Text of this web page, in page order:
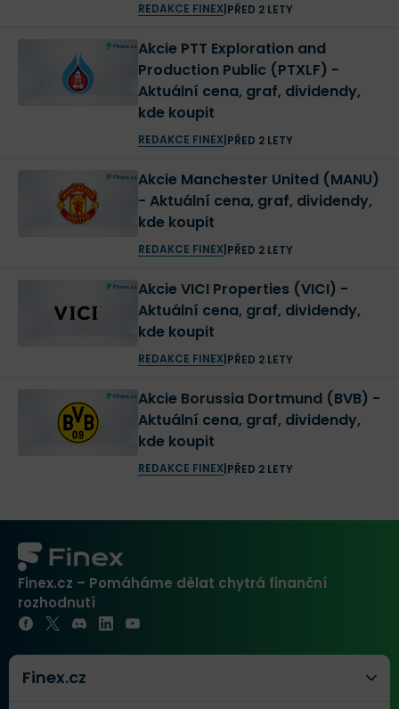
REDAKCE FINEX| PŘED 2 LETY
Akcie PTT Exploration and
Production Public (PTXLF) -
Aktuální cena, graf, dividendy,
kde koupit
REDAKCE FINEX| PŘED 2 LETY
Akcie Manchester United (MANU)
- Aktuální cena, graf, dividendy,
kde koupit
REDAKCE FINEX| PŘED 2 LETY
Akcie VICI Properties (VICI) -
Aktuální cena, graf, dividendy,
kde koupit
REDAKCE FINEX| PŘED 2 LETY
Akcie Borussia Dortmund (BVB) -
Aktuální cena, graf, dividendy,
kde koupit
REDAKCE FINEX| PŘED 2 LETY
Finex.cz – Pomáháme dělat chytrá finanční
rozhodnutí
Finex.cz